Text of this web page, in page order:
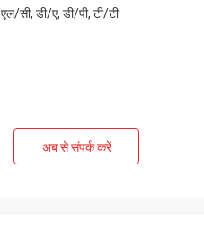
एल/सी, डी/ए, डी/पी, टी/टी
अब से संपर्क करें